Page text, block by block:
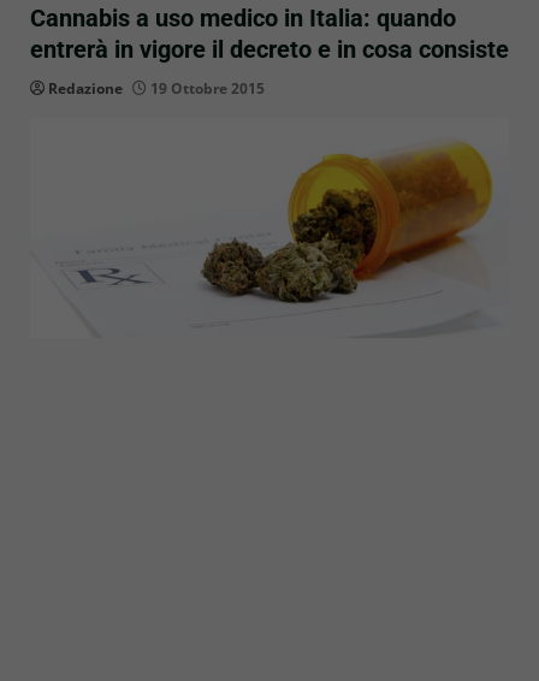
Cannabis a uso medico in Italia: quando
entrerà in vigore il decreto e in cosa consiste
Redazione 19 Ottobre 2015